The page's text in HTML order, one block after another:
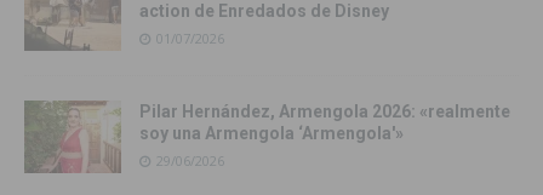
action de Enredados de Disney
01/07/2026
Pilar Hernández, Armengola 2026: «realmente
soy una Armengola ‘Armengola'»
29/06/2026